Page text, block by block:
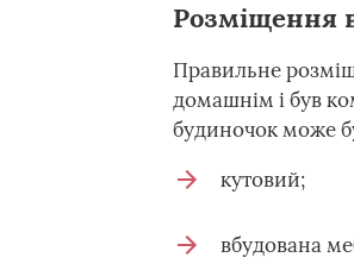
Розміщення
Правильне
домашнім і був
будиночок може
кутовий;
вбудована